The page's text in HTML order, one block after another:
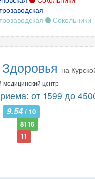
Сокольники
на
центр
от 1599 до
9.54 / 10
8116
11